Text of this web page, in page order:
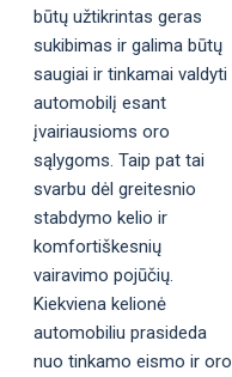
būtų užtikrintas geras
sukibimas ir galima būtų
saugiai ir tinkamai valdyti
automobilį esant
įvairiausioms oro
sąlygoms. Taip pat tai
svarbu dėl greitesnio
stabdymo kelio ir
komfortiškesnių
vairavimo pojūčių.
Kiekviena kelionė
automobiliu prasideda
nuo tinkamo eismo ir oro